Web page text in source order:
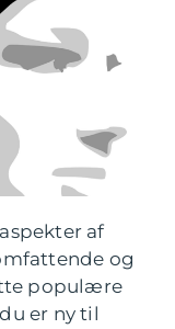
af
og
populære
er ny til